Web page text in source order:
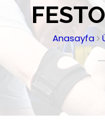
Anasayfa